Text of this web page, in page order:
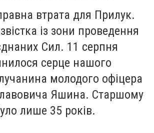
втрата для Прилук.
із зони проведення
Сил. 11 серпня
серце нашого
молодого офіцера
Яшина. Старшому
лише 35 років.